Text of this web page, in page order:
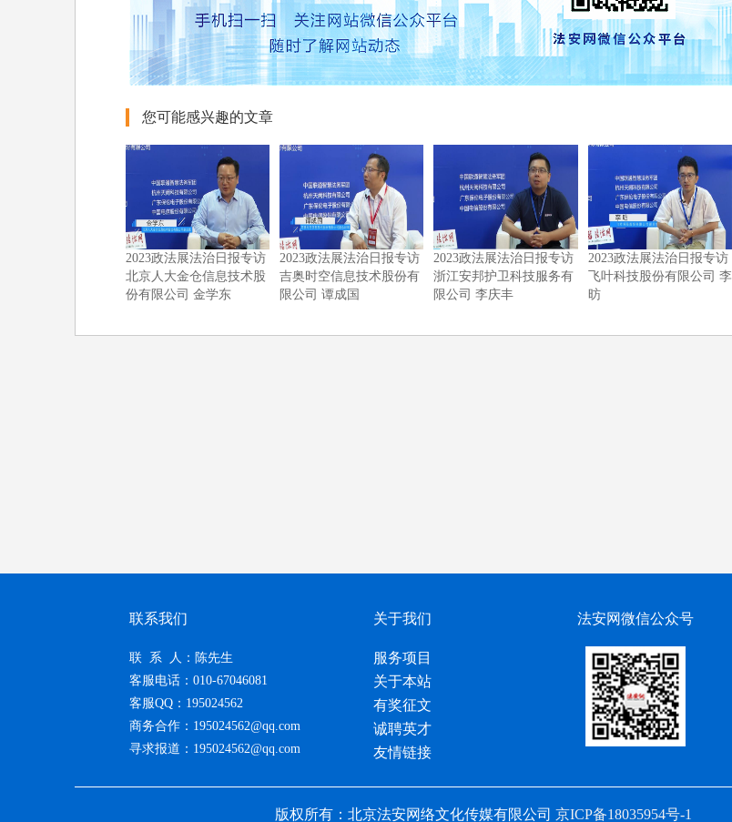
您可能感兴趣的文章
2023政法展法治日报专访
北京人大金仓信息技术股
份有限公司 金学东
2023政法展法治日报专访
吉奥时空信息技术股份有
限公司 谭成国
2023政法展法治日报专访
浙江安邦护卫科技服务有
限公司 李庆丰
2023政法展法治日报专访
飞叶科技股份有限公司 李
昉
联系我们
联 系 人：陈先生
客服电话：010-67046081
客服QQ：195024562
商务合作：195024562@qq.com
寻求报道：195024562@qq.com
关于我们
服务项目
关于本站
有奖征文
诚聘英才
友情链接
法安网微信公众号
版权所有：北京法安网络文化传媒有限公司 京ICP备18035954号-1